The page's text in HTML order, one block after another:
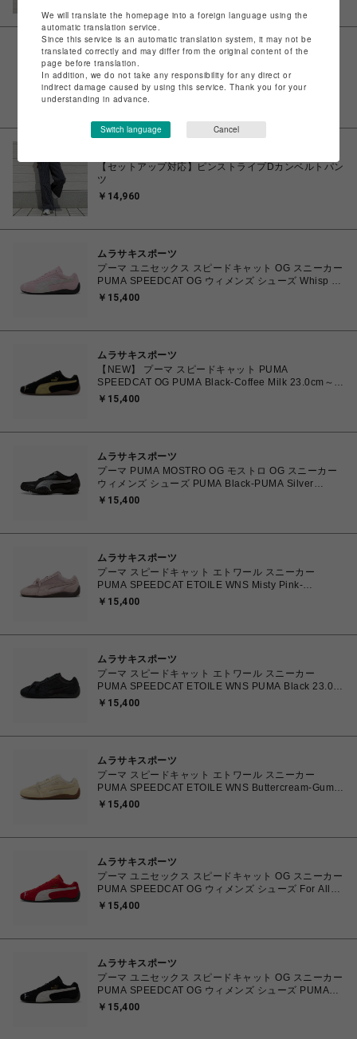
サマンサベガ
バレリーナフラッター（ミニ）【ホワイト】
￥25,300
【セットアップ対応】ピンストライプDカンベルトパン
ツ
￥14,960
ムラサキスポーツ
プーマ ユニセックス スピードキャット OG スニーカー
PUMA SPEEDCAT OG ウィメンズ シューズ Whisp Of
Pink-PUMA White 23.0cm～25.0cm 398846_04
￥15,400
ムラサキスポーツ
【NEW】 プーマ スピードキャット PUMA
SPEEDCAT OG PUMA Black-Coffee Milk 23.0cm～
25.0cm 398846-91 4069162801821 【送料無料 北海
￥15,400
ムラサキスポーツ
プーマ PUMA MOSTRO OG モストロ OG スニーカー
ウィメンズ シューズ PUMA Black-PUMA Silver
23.0cm～25.0㎝ 397330_17 4069157788854 【送料
￥15,400
ムラサキスポーツ
プーマ スピードキャット エトワール スニーカー
PUMA SPEEDCAT ETOILE WNS Misty Pink-
Chocolate Fondue 23.0cm～25.0㎝ 407673_03
￥15,400
ムラサキスポーツ
プーマ スピードキャット エトワール スニーカー
PUMA SPEEDCAT ETOILE WNS PUMA Black 23.0㎝
～25.0㎝ 407673_02 4070032779683 【送料無料 北
￥15,400
ムラサキスポーツ
プーマ スピードキャット エトワール スニーカー
PUMA SPEEDCAT ETOILE WNS Buttercream-Gum
23.0㎝～25.0㎝ 407673_01 4070032772097 【送料
￥15,400
ムラサキスポーツ
プーマ ユニセックス スピードキャット OG スニーカー
PUMA SPEEDCAT OG ウィメンズ シューズ For All
Time Red-PUMA White 23.0cm～25.0cm 398846_02
￥15,400
ムラサキスポーツ
プーマ ユニセックス スピードキャット OG スニーカー
PUMA SPEEDCAT OG ウィメンズ シューズ PUMA
Black-PUMA White 23.0cm～25.0cm 398846_01
￥15,400
We will translate the homepage into a foreign language using the
automatic translation service.
Since this service is an automatic translation system, it may not be
translated correctly and may differ from the original content of the
page before translation.
In addition, we do not take any responsibility for any direct or
indirect damage caused by using this service. Thank you for your
understanding in advance.
Switch language Cancel